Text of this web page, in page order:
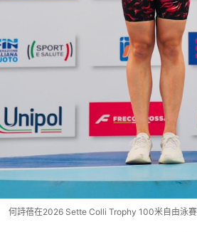
何詩蓓在2026 Sette Colli Trophy 100米自由泳賽